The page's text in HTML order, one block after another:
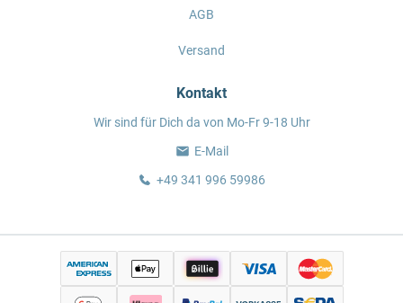
AGB
Versand
Kontakt
Wir sind für Dich da von Mo-Fr 9-18 Uhr
E-Mail
+49 341 996 59986